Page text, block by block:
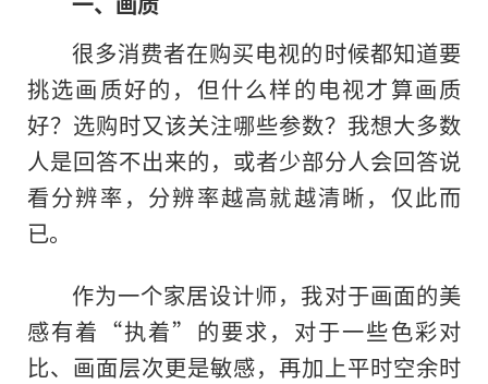
很多消费者在购买电视的时候都知道要
挑选画质好的，但什么样的电视才算画质
好？选购时又该关注哪些参数？我想大多数
人是回答不出来的，或者少部分人会回答说
看分辨率，分辨率越高就越清晰，仅此而
已。
作为一个家居设计师，我对于画面的美
感有着“执着”的要求，对于一些色彩对
比、画面层次更是敏感，再加上平时空余时